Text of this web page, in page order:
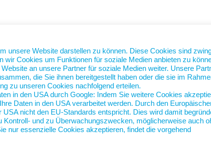
unsere Website darstellen zu können. Diese Cookies sind
Cookies um Funktionen für soziale Medien anbieten zu
an unsere Partner für soziale Medien weiter. Unsere
die Sie ihnen bereitgestellt haben oder die sie im
zu unseren Cookies nachfolgend erteilen.
in den USA durch Google: Indem Sie weitere Cookies
Daten in den USA verarbeitet werden. Durch den
nicht den EU-Standards entspricht. Dies wird damit
und zu Überwachungszwecken, möglicherweise auch
nur essenzielle Cookies akzeptieren, findet die vorgehend